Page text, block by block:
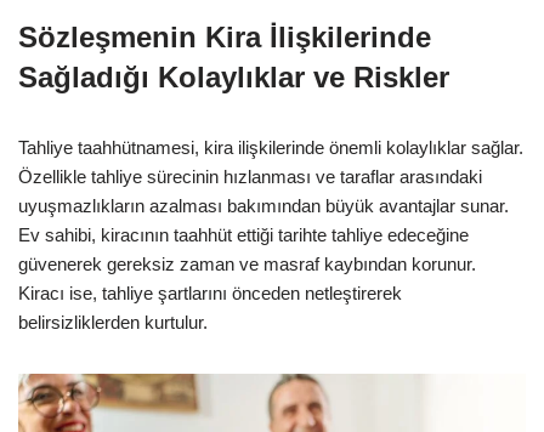
Sözleşmenin Kira İlişkilerinde
Sağladığı Kolaylıklar ve Riskler
Tahliye taahhütnamesi, kira ilişkilerinde önemli kolaylıklar sağlar.
Özellikle tahliye sürecinin hızlanması ve taraflar arasındaki
uyuşmazlıkların azalması bakımından büyük avantajlar sunar.
Ev sahibi, kiracının taahhüt ettiği tarihte tahliye edeceğine
güvenerek gereksiz zaman ve masraf kaybından korunur.
Kiracı ise, tahliye şartlarını önceden netleştirerek
belirsizliklerden kurtulur.